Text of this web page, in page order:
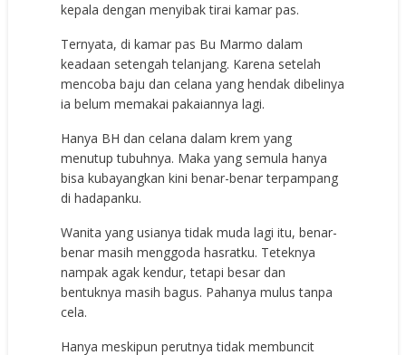
kepala dengan menyibak tirai kamar pas.
Ternyata, di kamar pas Bu Marmo dalam
keadaan setengah telanjang. Karena setelah
mencoba baju dan celana yang hendak dibelinya
ia belum memakai pakaiannya lagi.
Hanya BH dan celana dalam krem yang
menutup tubuhnya. Maka yang semula hanya
bisa kubayangkan kini benar-benar terpampang
di hadapanku.
Wanita yang usianya tidak muda lagi itu, benar-
benar masih menggoda hasratku. Teteknya
nampak agak kendur, tetapi besar dan
bentuknya masih bagus. Pahanya mulus tanpa
cela.
Hanya meskipun perutnya tidak membuncit